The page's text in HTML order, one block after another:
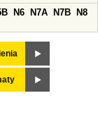
N6 N7A N7B
N8